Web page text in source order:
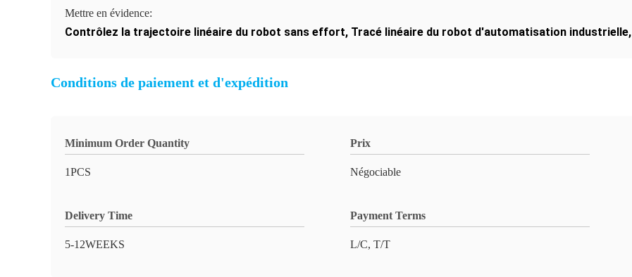
Mettre en évidence:
Contrôlez la trajectoire linéaire du robot sans effort, Tracé linéaire du robot d'automatisation industrielle,
Conditions de paiement et d'expédition
Minimum Order Quantity
1PCS
Prix
Négociable
Delivery Time
5-12WEEKS
Payment Terms
L/C, T/T